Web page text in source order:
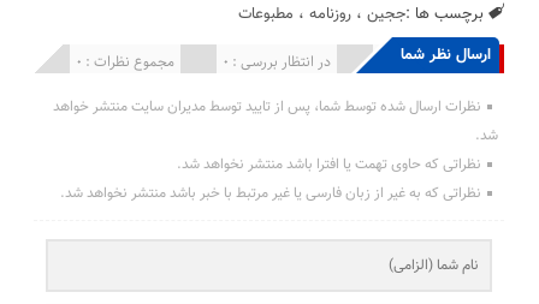
برچسب ها :ججین ،روزنامه ، مطبوعات
ارسال نظر شما مجموع نظرات : 0 در انتظار بررسی : 0 انتشار یافته : 0
نظرات ارسال شده توسط شما، پس از تایید توسط مدیران سایت منتشر خواهد
شد.
نظراتی که حاوی تهمت یا افترا باشد منتشر نخواهد شد.
نظراتی که به غیر از زبان فارسی یا غیر مرتبط با خبر باشد منتشر نخواهد شد.